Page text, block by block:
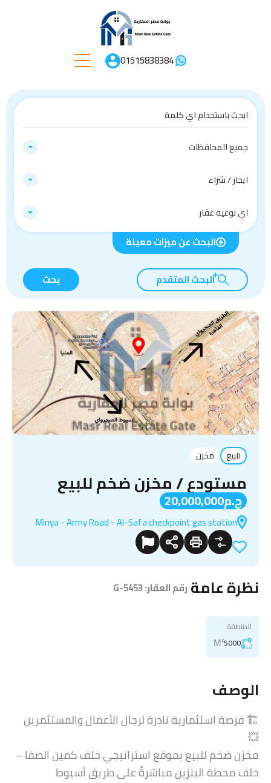
01515838384
جميع المحافظات
ايجار / شراء
اي نوعيه عقار
البحث عن ميزات معينة
البحث المتقدم بحث
للبيع مخزن
مستودع / مخزن ضخم للبيع
ج.م20,000,000
Minya - Army Road - Al-Safa checkpoint gas station
نظرة عامة رقم العقار:G-5453
المنطقة
5000
M²
الوصف
🏗️ فرصة استثمارية نادرة لرجال الأعمال والمستثمرين
💥
مخزن ضخم للبيع بموقع استراتيجي خلف كمين الصفا –
خلف محطة البنزين مباشرةً على طريق أسيوط